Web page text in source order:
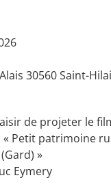
30560 Saint-
de projeter le
Petit patrimoine
»
Eymery